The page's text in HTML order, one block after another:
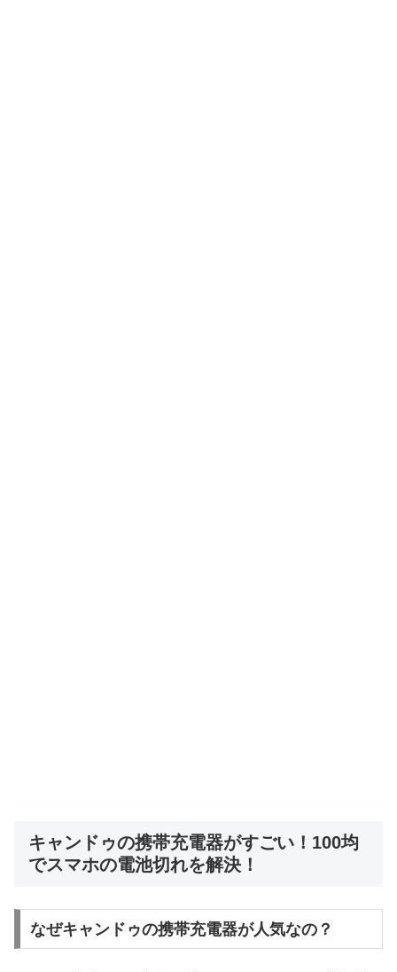
キャンドゥの携帯充電器がすごい！100均
でスマホの電池切れを解決！
なぜキャンドゥの携帯充電器が人気なの？